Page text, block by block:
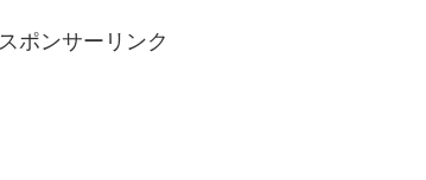
スポンサーリンク